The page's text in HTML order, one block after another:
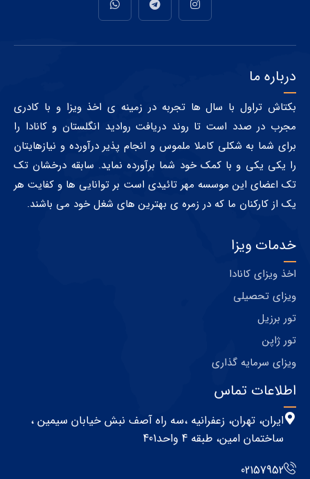
درباره ما
بکتاش تراول با سال ها تجربه در زمینه ی اخذ ویزا و با کادری
مجرب در صدد است تا روند دریافت روادید انگلستان و کانادا را
برای شما به شکلی کاملا ملموس و انجام پذیر درآورده و نیازهایتان
را یکی یکی و با کمک خود شما برآورده نماید. سابقه درخشان تک
تک اعضای این موسسه مهر تائیدی است بر توانایی ها و کفایت هر
یک از کارکنان ما که در زمره ی بهترین های شغل خود می باشند.
خدمات ویزا
اخذ ویزای کانادا
ویزای تحصیلی
تور برزیل
تور ژاپن
ویزای سرمایه گذاری
اطلاعات تماس
ایران، تهران، زعفرانیه ،سه راه آصف نبش خیابان سیمین ،
ساختمان امین، طبقه 4 واحد401
02157952